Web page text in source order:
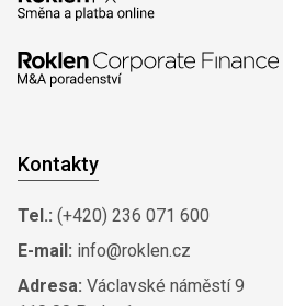
Kontakty
Tel.: (+420) 236 071 600
E-mail: info@roklen.cz
Adresa: Václavské náměstí 9